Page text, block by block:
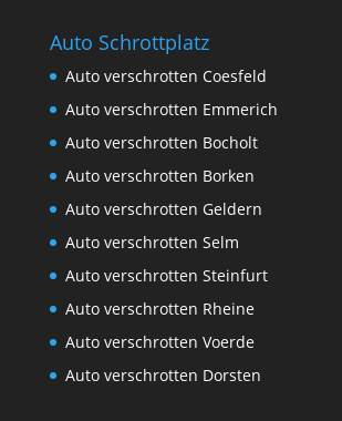
Auto Schrottplatz
Auto verschrotten Coesfeld
Auto verschrotten Emmerich
Auto verschrotten Bocholt
Auto verschrotten Borken
Auto verschrotten Geldern
Auto verschrotten Selm
Auto verschrotten Steinfurt
Auto verschrotten Rheine
Auto verschrotten Voerde
Auto verschrotten Dorsten